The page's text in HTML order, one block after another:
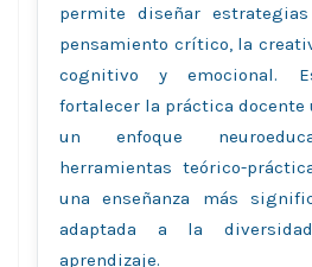
permite diseñar
pensamiento crítico, la
cognitivo y emocional.
fortalecer la práctica
un enfoque
herramientas teórico-
una enseñanza más
adaptada a la
aprendizaje.